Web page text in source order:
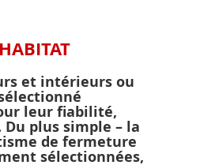
et intérieurs ou
leur fiabilité,
plus simple – la
de fermeture
sélectionnées,